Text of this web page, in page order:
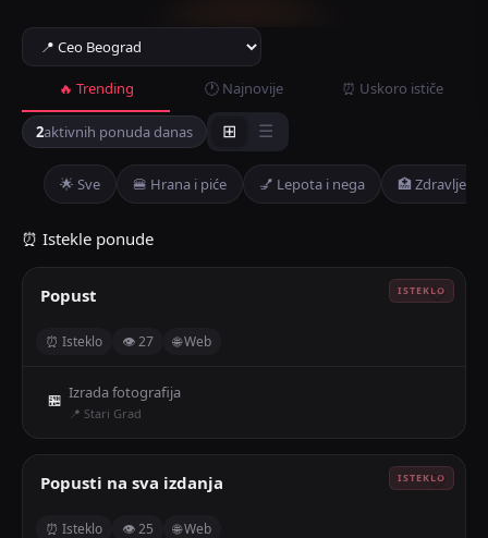
🔥 Trending 🕐 Najnovije ⏰ Uskoro ističe
2aktivnih ponuda danas ⊞ ☰
🌟 Sve 🍔 Hrana i piće 💅 Lepota i nega 🏥 Zdravlje
⏰ Istekle ponude
Popust 🤍
⏰ Isteklo 👁 27 🌐 Web
🏪 Izrada fotografija
📍 Stari Grad
Popusti na sva izdanja 🤍
⏰ Isteklo 👁 25 🌐 Web